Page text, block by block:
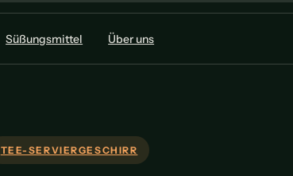
Süßungsmittel Über uns
TEE-SERVIERGESCHIRR